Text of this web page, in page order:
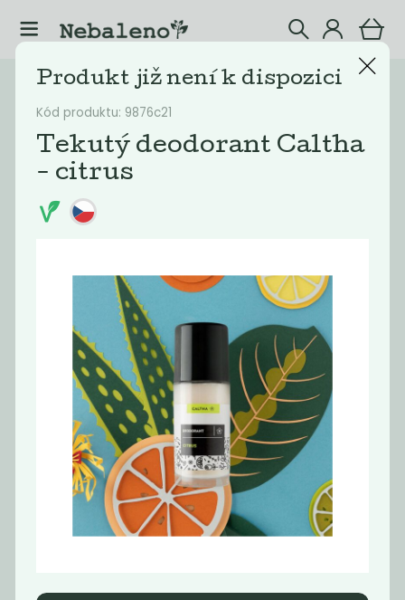
Katalog Deodoranty
Filtrovat produkty 4
Doporučené
Tekutý šampón
Tierra Verde...
299 Kč / Kg
Tekuté mýdlo
na ruce Tierra...
199 / Kg
Kód produktu: 9876c21
Tekutý deodorant Caltha
- citrus
Produkt již není k dispozici